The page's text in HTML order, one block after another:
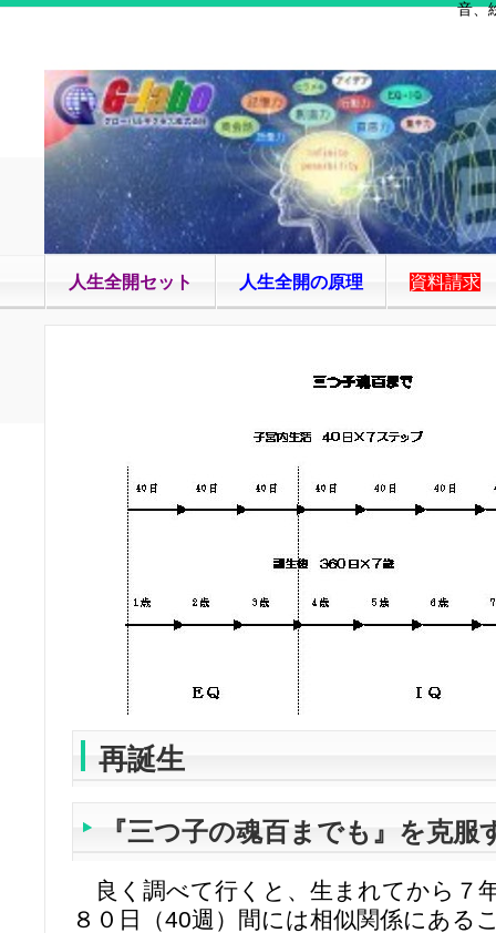
音、
人生全開セット 人生全開の原理 資料請求
再誕生
『三つ子の魂百までも』を克服
良く調べて行くと、生まれてから７
８０日（40週）間には相似関係にある